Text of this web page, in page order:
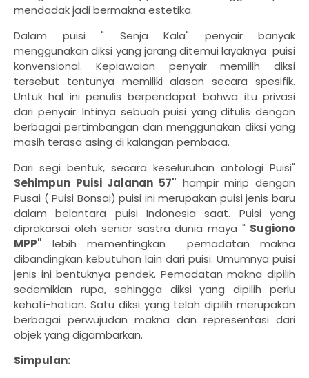
mendadak jadi bermakna estetika.
Dalam puisi " Senja Kala" penyair banyak
menggunakan diksi yang jarang ditemui layaknya puisi
konvensional. Kepiawaian penyair memilih diksi
tersebut tentunya memiliki alasan secara spesifik.
Untuk hal ini penulis berpendapat bahwa itu privasi
dari penyair. Intinya sebuah puisi yang ditulis dengan
berbagai pertimbangan dan menggunakan diksi yang
masih terasa asing di kalangan pembaca.
Dari segi bentuk, secara keseluruhan antologi Puisi"
Sehimpun Puisi Jalanan 57" hampir mirip dengan
Pusai ( Puisi Bonsai) puisi ini merupakan puisi jenis baru
dalam belantara puisi Indonesia saat. Puisi yang
diprakarsai oleh senior sastra dunia maya " Sugiono
MPP" lebih mementingkan pemadatan makna
dibandingkan kebutuhan lain dari puisi. Umumnya puisi
jenis ini bentuknya pendek. Pemadatan makna dipilih
sedemikian rupa, sehingga diksi yang dipilih perlu
kehati-hatian. Satu diksi yang telah dipilih merupakan
berbagai perwujudan makna dan representasi dari
objek yang digambarkan.
Simpulan: